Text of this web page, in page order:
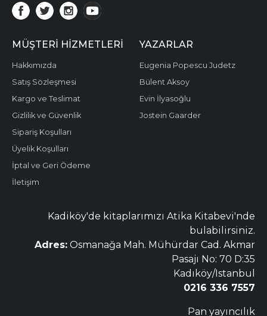
MÜŞTERI HIZMETLERI
Hakkımızda
Satış Sözleşmesi
Kargo ve Teslimat
Gizlilik ve Güvenlik
Sipariş Koşulları
Üyelik Koşulları
İptal ve Geri Ödeme
İletişim
YAZARLAR
Eugenia Popescu Judetz
Bülent Aksoy
Evin İlyasoğlu
Jostein Gaarder
Kadiköy'de kitaplarımızı Atika Kitabevi'nde
bulabilirsiniz.
Adres: Osmanağa Mah. Mühürdar Cad. Akmar
Pasajı No: 70 D:35
Kadıköy/Istanbul
0216 336 7557
Pan yayıncılık